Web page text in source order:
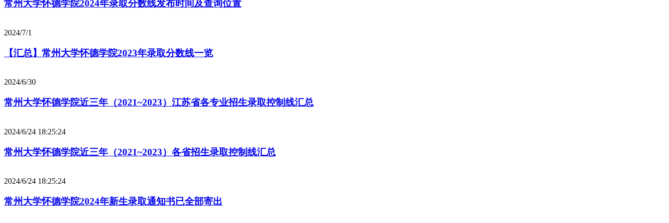
常州大学怀德学院2024年录取分数线发布时间及查询位置
2024/7/1
【汇总】常州大学怀德学院2023年录取分数线一览
2024/6/30
常州大学怀德学院近三年（2021~2023）江苏省各专业招生录取控制线汇总
2024/6/24 18:25:24
常州大学怀德学院近三年（2021~2023）各省招生录取控制线汇总
2024/6/24 18:25:24
常州大学怀德学院2024年新生录取通知书已全部寄出